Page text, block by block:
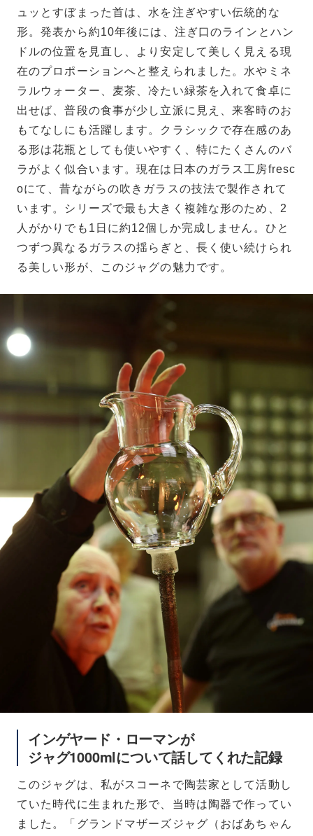
ュッとすぼまった首は、水を注ぎやすい伝統的な
形。発表から約10年後には、注ぎ口のラインとハン
ドルの位置を見直し、より安定して美しく見える現
在のプロポーションへと整えられました。水やミネ
ラルウォーター、麦茶、冷たい緑茶を入れて食卓に
出せば、普段の食事が少し立派に見え、来客時のお
もてなしにも活躍します。クラシックで存在感のあ
る形は花瓶としても使いやすく、特にたくさんのバ
ラがよく似合います。現在は日本のガラス工房fresc
oにて、昔ながらの吹きガラスの技法で製作されて
います。シリーズで最も大きく複雑な形のため、2
人がかりでも1日に約12個しか完成しません。ひと
つずつ異なるガラスの揺らぎと、長く使い続けられ
る美しい形が、このジャグの魅力です。
インゲヤード・ローマンが
ジャグ1000mlについて話してくれた記録
このジャグは、私がスコーネで陶芸家として活動し
ていた時代に生まれた形で、当時は陶器で作ってい
ました。「グランドマザーズジャグ（おばあちゃん